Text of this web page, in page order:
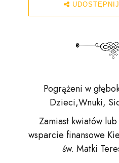
Pogrążeni w
Dzieci,Wnuki,
Zamiast kwiatów
wsparcie finansowe
św. Matki